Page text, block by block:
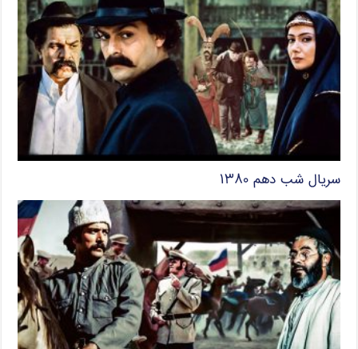
سریال شب دهم ۱۳۸۰